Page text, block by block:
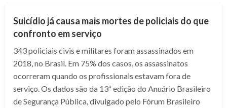
Suicídio já causa mais mortes de policiais do que
confronto em serviço
343 policiais civis e militares foram assassinados em
2018, no Brasil. Em 75% dos casos, os assassinatos
ocorreram quando os profissionais estavam fora de
serviço. Os dados são da 13ª edição do Anuário Brasileiro
de Segurança Pública, divulgado pelo Fórum Brasileiro